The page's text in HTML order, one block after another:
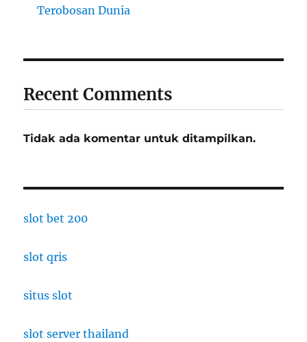
Terobosan Dunia
Recent Comments
Tidak ada komentar untuk ditampilkan.
slot bet 200
slot qris
situs slot
slot server thailand